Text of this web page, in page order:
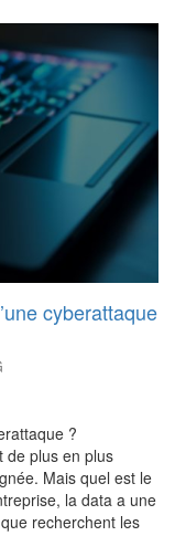
cyberattaque
?
de plus en plus
Mais quel est le
la data a une
recherchent les